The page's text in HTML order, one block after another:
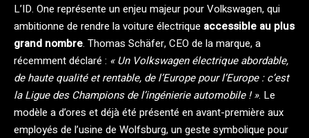
L’ID. One représente un enjeu majeur pour Volkswagen, qui
ambitionne de rendre la voiture électrique accessible au plus
grand nombre. Thomas Schäfer, CEO de la marque, a
récemment déclaré : « Un Volkswagen électrique abordable,
de haute qualité et rentable, de l’Europe pour l’Europe : c’est
la Ligue des Champions de l’ingénierie automobile ! ». Le
modèle a d’ores et déjà été présenté en avant-première aux
employés de l’usine de Wolfsburg, un geste symbolique pour